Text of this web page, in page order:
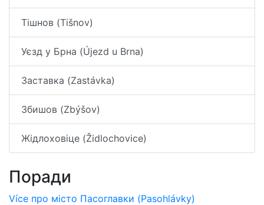
Тішнов (Tišnov)
Уєзд у Брна (Újezd u Brna)
Заставка (Zastávka)
Збишов (Zbýšov)
Жідлоховіце (Židlochovice)
Поради
Více про місто Пасоглавки (Pasohlávky)